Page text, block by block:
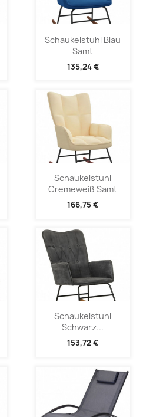
Schaukelstuhl Blau
Samt
135,24 €
Schaukelstuhl
Cremeweiß Samt
166,75 €
Schaukelstuhl
Schwarz...
153,72 €